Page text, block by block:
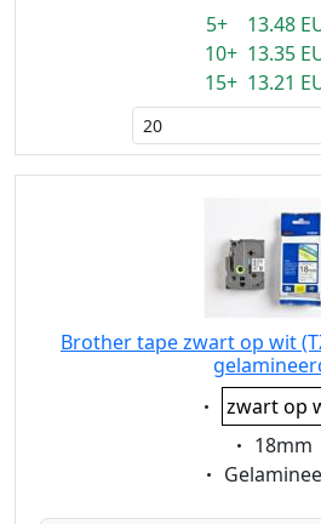
5+ 13.48
10+ 13.35
15+ 13.21
Brother tape zwart op wit
Eigenschaft:
zwart op
18mm
Eigenschaft: